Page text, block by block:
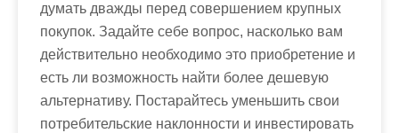
думать дважды перед совершением крупных
покупок. Задайте себе вопрос, насколько вам
действительно необходимо это приобретение и
есть ли возможность найти более дешевую
альтернативу. Постарайтесь уменьшить свои
потребительские наклонности и инвестировать